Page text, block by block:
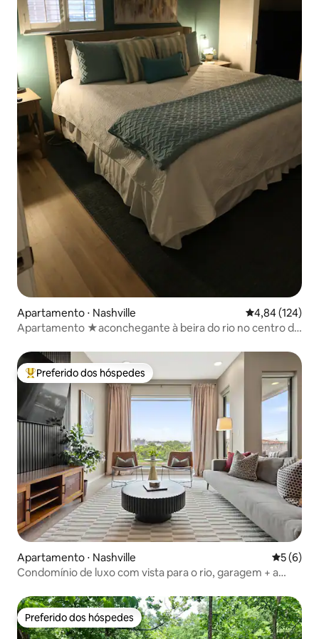
Apartamento ⋅ Nashville 4,84 de uma
4,84 (124)
Apartamento ★aconchegante à beira do rio no centro de
Entre os melhores preferidos dos hóspedes
Preferido dos hóspedes
Apartamento ⋅ Nashville 5 de
5 (6)
Condomínio de luxo com vista para o rio, garagem + a
Preferido dos hóspedes
Preferido dos hóspedes